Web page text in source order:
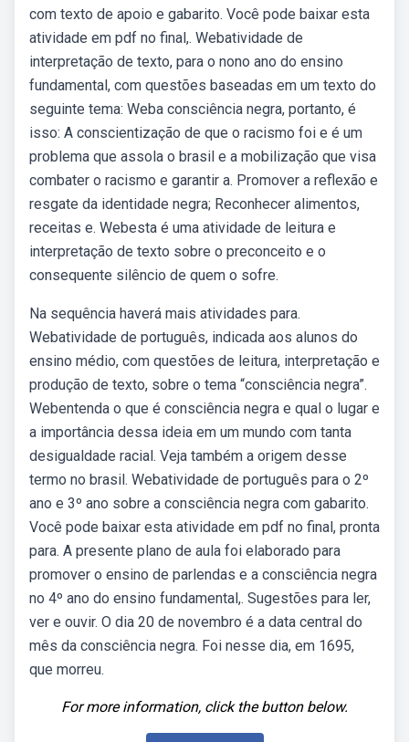
com texto de apoio e gabarito. Você pode baixar esta
atividade em pdf no final,. Webatividade de
interpretação de texto, para o nono ano do ensino
fundamental, com questões baseadas em um texto do
seguinte tema: Weba consciência negra, portanto, é
isso: A conscientização de que o racismo foi e é um
problema que assola o brasil e a mobilização que visa
combater o racismo e garantir a. Promover a reflexão e
resgate da identidade negra; Reconhecer alimentos,
receitas e. Webesta é uma atividade de leitura e
interpretação de texto sobre o preconceito e o
consequente silêncio de quem o sofre.
Na sequência haverá mais atividades para.
Webatividade de português, indicada aos alunos do
ensino médio, com questões de leitura, interpretação e
produção de texto, sobre o tema “consciência negra”.
Webentenda o que é consciência negra e qual o lugar e
a importância dessa ideia em um mundo com tanta
desigualdade racial. Veja também a origem desse
termo no brasil. Webatividade de português para o 2º
ano e 3º ano sobre a consciência negra com gabarito.
Você pode baixar esta atividade em pdf no final, pronta
para. A presente plano de aula foi elaborado para
promover o ensino de parlendas e a consciência negra
no 4º ano do ensino fundamental,. Sugestões para ler,
ver e ouvir. O dia 20 de novembro é a data central do
mês da consciência negra. Foi nesse dia, em 1695,
que morreu.
For more information, click the button below.